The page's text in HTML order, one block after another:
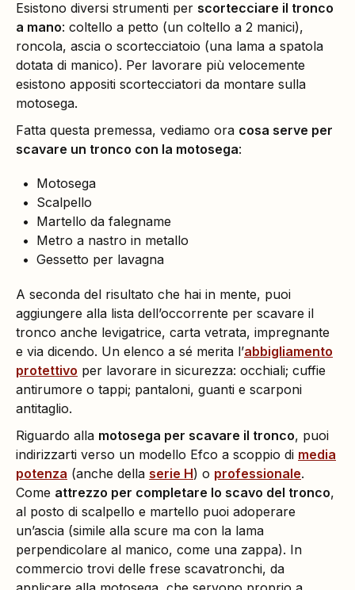
Esistono diversi strumenti per scortecciare il tronco
a mano: coltello a petto (un coltello a 2 manici),
roncola, ascia o scortecciatoio (una lama a spatola
dotata di manico). Per lavorare più velocemente
esistono appositi scortecciatori da montare sulla
motosega.
Fatta questa premessa, vediamo ora cosa serve per
scavare un tronco con la motosega:
Motosega
Scalpello
Martello da falegname
Metro a nastro in metallo
Gessetto per lavagna
A seconda del risultato che hai in mente, puoi
aggiungere alla lista dell’occorrente per scavare il
tronco anche levigatrice, carta vetrata, impregnante
e via dicendo. Un elenco a sé merita l’abbigliamento
protettivo per lavorare in sicurezza: occhiali; cuffie
antirumore o tappi; pantaloni, guanti e scarponi
antitaglio.
Riguardo alla motosega per scavare il tronco, puoi
indirizzarti verso un modello Efco a scoppio di media
potenza (anche della serie H) o professionale.
Come attrezzo per completare lo scavo del tronco,
al posto di scalpello e martello puoi adoperare
un’ascia (simile alla scure ma con la lama
perpendicolare al manico, come una zappa). In
commercio trovi delle frese scavatronchi, da